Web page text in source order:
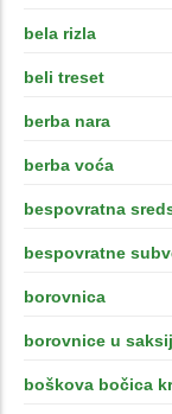
bela rizla
beli treset
berba nara
berba voća
bespovratna
bespovratne
borovnica
borovnice u
boškova bočica